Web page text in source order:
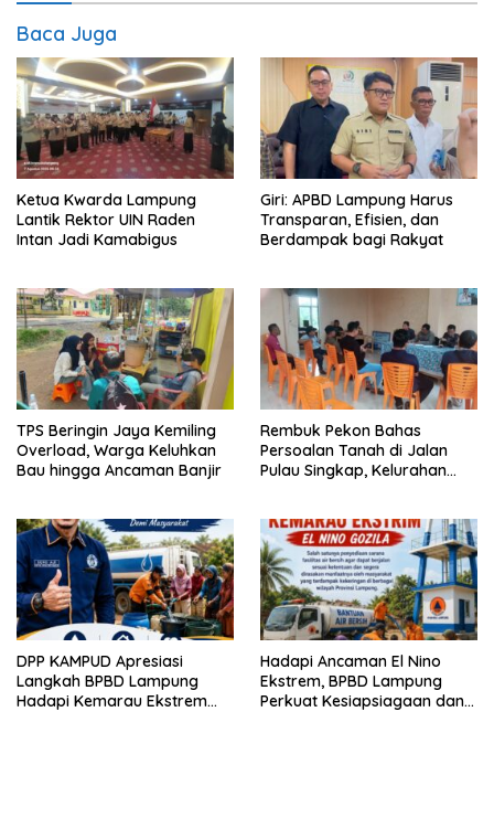
Baca Juga
Ketua Kwarda Lampung
Lantik Rektor UIN Raden
Intan Jadi Kamabigus
Giri: APBD Lampung Harus
Transparan, Efisien, dan
Berdampak bagi Rakyat
TPS Beringin Jaya Kemiling
Overload, Warga Keluhkan
Bau hingga Ancaman Banjir
Rembuk Pekon Bahas
Persoalan Tanah di Jalan
Pulau Singkap, Kelurahan
DPP KAMPUD Apresiasi
Langkah BPBD Lampung
Hadapi Kemarau Ekstrem
Hadapi Ancaman El Nino
Ekstrem, BPBD Lampung
Perkuat Kesiapsiagaan dan